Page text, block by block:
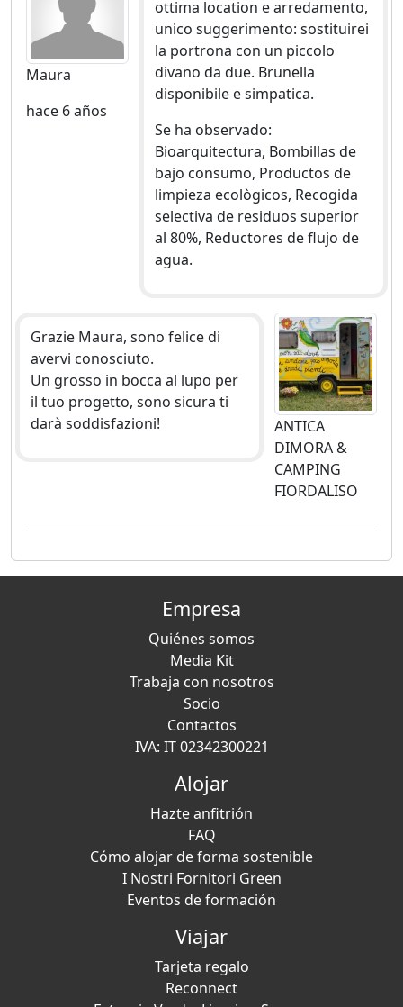
Maura
hace 6 años
ottima location e arredamento,
unico suggerimento: sostituirei
la portrona con un piccolo
divano da due. Brunella
disponibile e simpatica.
Se ha observado:
Bioarquitectura, Bombillas de
bajo consumo, Productos de
limpieza ecològicos, Recogida
selectiva de residuos superior
al 80%, Reductores de flujo de
agua.
Grazie Maura, sono felice di
avervi conosciuto.
Un grosso in bocca al lupo per
il tuo progetto, sono sicura ti
darà soddisfazioni!
ANTICA
DIMORA &
CAMPING
FIORDALISO
Empresa
Quiénes somos
Media Kit
Trabaja con nosotros
Socio
Contactos
IVA: IT 02342300221
Alojar
Hazte anfitrión
FAQ
Cómo alojar de forma sostenible
I Nostri Fornitori Green
Eventos de formación
Viajar
Tarjeta regalo
Reconnect